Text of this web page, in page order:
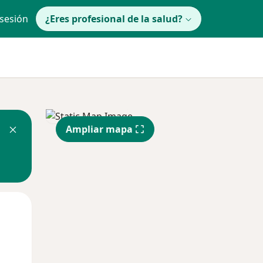
¿Eres profesional de la salud?
Ampliar mapa